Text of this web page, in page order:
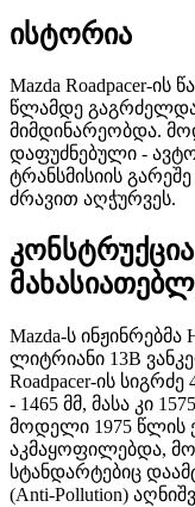
ისტორია
Mazda Roadpacer-
წლამდე
მიმდინარეობდა.
დაფუძნებული -
ტრანსმისიის
ძრავით აღჭურვეს.
Mazda-ს
ლიტრიანი 13B
Roadpacer-ის
- 1465 მმ, მასა კი
მოდელი 1975 წლის
აკმაყოფილებდა,
სტანდარტებიც
(Anti-Pollution)